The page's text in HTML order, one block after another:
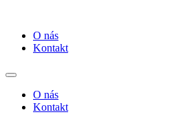
O nás
Kontakt
O nás
Kontakt